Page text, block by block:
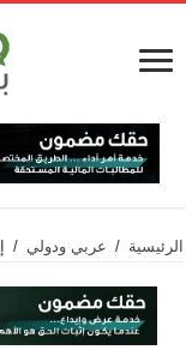
الرئيسية / عربي ودولي /